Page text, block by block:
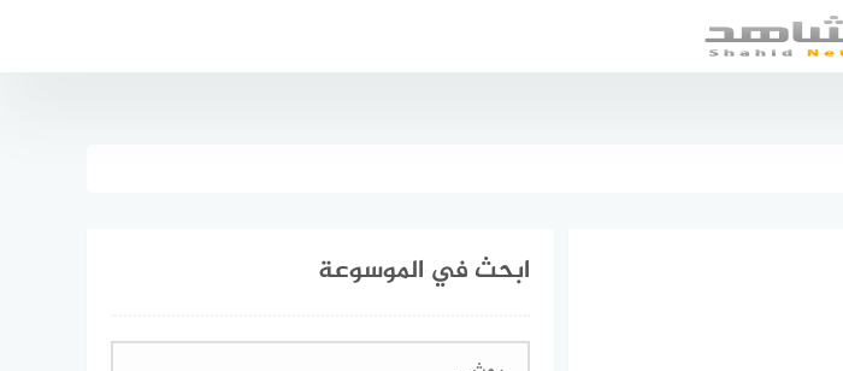
ابحث في الموسوعة
البحث